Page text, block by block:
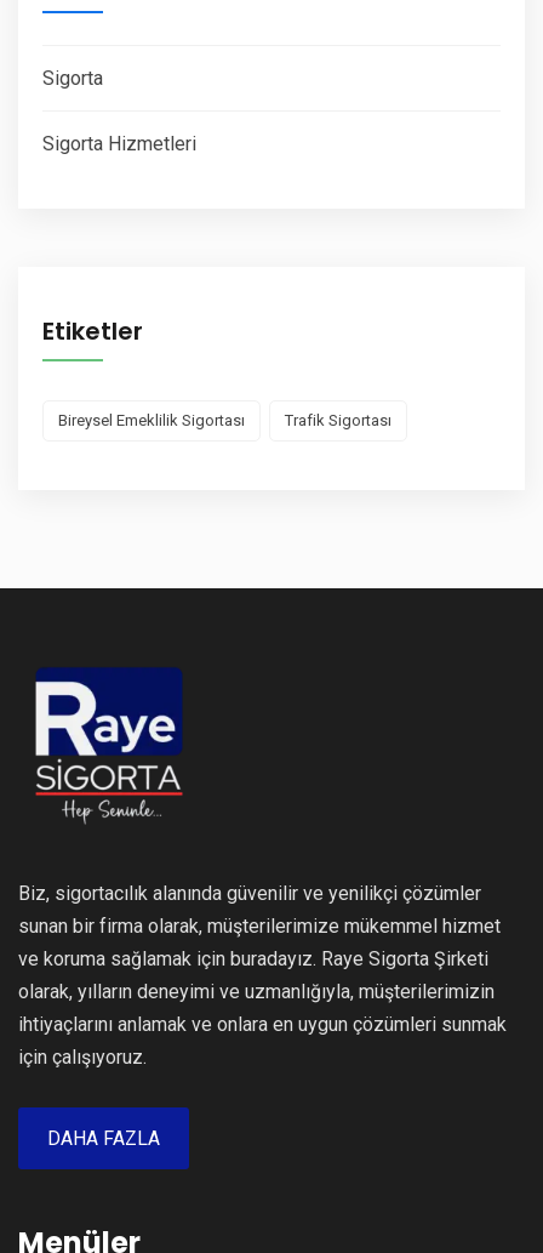
Sigorta
Sigorta Hizmetleri
Etiketler
Bireysel Emeklilik Sigortası Trafik Sigortası
Biz, sigortacılık alanında güvenilir ve yenilikçi çözümler
sunan bir firma olarak, müşterilerimize mükemmel hizmet
ve koruma sağlamak için buradayız. Raye Sigorta Şirketi
olarak, yılların deneyimi ve uzmanlığıyla, müşterilerimizin
ihtiyaçlarını anlamak ve onlara en uygun çözümleri sunmak
için çalışıyoruz.
DAHA FAZLA
Menüler